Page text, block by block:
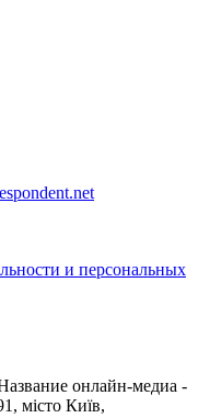
и персональных
онлайн-медиа -
місто Київ,